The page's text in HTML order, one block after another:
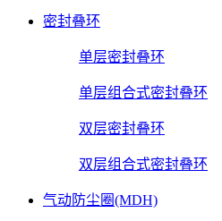
密封叠环
单层密封叠环
单层组合式密封叠环
双层密封叠环
双层组合式密封叠环
气动防尘圈(MDH)